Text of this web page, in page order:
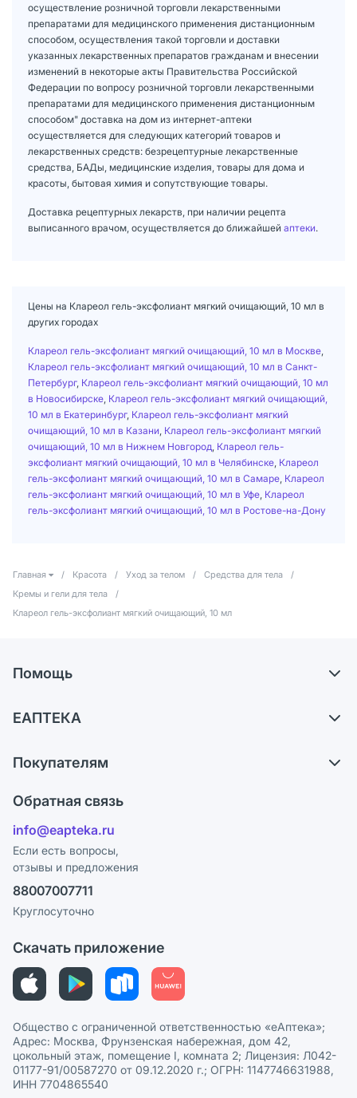
осуществление розничной торговли лекарственными
препаратами для медицинского применения дистанционным
способом, осуществления такой торговли и доставки
указанных лекарственных препаратов гражданам и внесении
изменений в некоторые акты Правительства Российской
Федерации по вопросу розничной торговли лекарственными
препаратами для медицинского применения дистанционным
способом" доставка на дом из интернет-аптеки
осуществляется для следующих категорий товаров и
лекарственных средств: безрецептурные лекарственные
средства, БАДы, медицинские изделия, товары для дома и
красоты, бытовая химия и сопутствующие товары.
Доставка рецептурных лекарств, при наличии рецепта
выписанного врачом, осуществляется до ближайшей аптеки.
Цены на Клареол гель-эксфолиант мягкий очищающий, 10 мл в
других городах
Клареол гель-эксфолиант мягкий очищающий, 10 мл в Москве
Клареол гель-эксфолиант мягкий очищающий, 10 мл в Санкт-
Петербург, Клареол гель-эксфолиант мягкий очищающий, 10 мл
в Новосибирске Клареол гель-эксфолиант мягкий очищающий,
10 мл в Екатеринбург, Клареол гель-эксфолиант мягкий
очищающий, 10 мл в Казани Клареол гель-эксфолиант мягкий
очищающий, 10 мл в Нижнем Новгород Клареол гель-
эксфолиант мягкий очищающий, 10 мл в Челябинске Клареол
гель-эксфолиант мягкий очищающий, 10 мл в Самаре Клареол
гель-эксфолиант мягкий очищающий, 10 мл в Уфе Клареол
гель-эксфолиант мягкий очищающий, 10 мл в Ростове-на-Дону
Главная / Красота / Уход за телом / Средства для тела
/
Кремы и гели для тела
/
Клареол гель-эксфолиант мягкий очищающий, 10 мл
Помощь
Самовывоз из аптек
Ответы на вопросы
Блог
ЕАПТЕКА
Карьера
Поставщики
Лицензия
Реклама на сайте
Ваши товары на ЕАПТЕКЕ
Покупателям
Программа СберСпасибо
Политика конфиденциальности
Пользовательское соглашение
Политика рекомендаций
Этика и соответствие
Политика в отношении обработки персональных данных
Обратная связь
info@eapteka.ru
Если есть вопросы,
отзывы и предложения
88007007711
Круглосуточно
Скачать приложение
Общество с ограниченной ответственностью «еАптека»;
Адрес: Москва, Фрунзенская набережная, дом 42,
цокольный этаж, помещение I, комната 2; Лицензия: Л042-
01177-91/00587270 от 09.12.2020 г.; ОГРН: 1147746631988,
ИНН 7704865540